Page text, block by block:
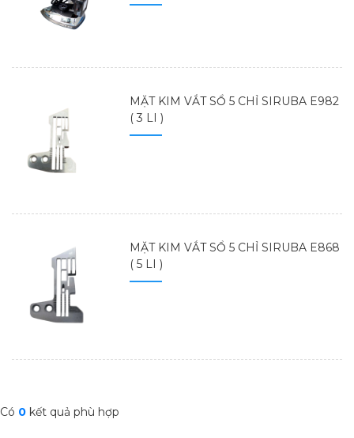
MẶT KIM VẮT SỔ 5 CHỈ SIRUBA E982
( 3 LI )
MẶT KIM VẮT SỔ 5 CHỈ SIRUBA E868
( 5 LI )
Có 0 kết quả phù hợp